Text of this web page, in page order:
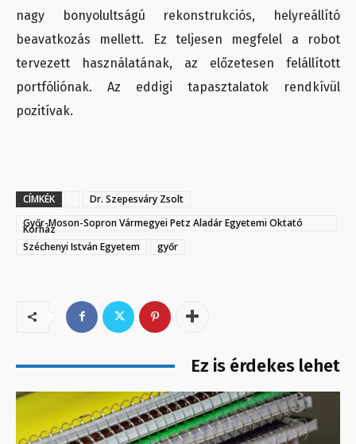
nagy bonyolultságú rekonstrukciós, helyreállító
beavatkozás mellett. Ez teljesen megfelel a robot
tervezett használatának, az előzetesen felállított
portfóliónak. Az eddigi tapasztalatok rendkívül
pozitívak.
CÍMKÉK
Dr. Szepesváry Zsolt
Győr-Moson-Sopron Vármegyei Petz Aladár Egyetemi Oktató
Kórház
Széchenyi István Egyetem
győr
Ez is érdekes lehet